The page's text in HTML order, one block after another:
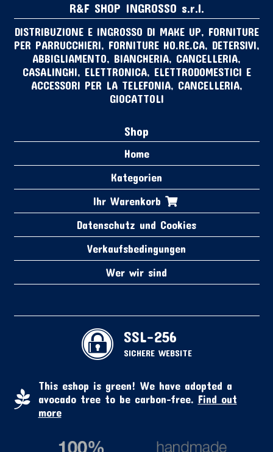
R&F SHOP INGROSSO s.r.l.
DISTRIBUZIONE E INGROSSO DI MAKE UP, FORNITURE
PER PARRUCCHIERI, FORNITURE HO.RE.CA, DETERSIVI,
ABBIGLIAMENTO, BIANCHERIA, CANCELLERIA,
CASALINGHI, ELETTRONICA, ELETTRODOMESTICI E
ACCESSORI PER LA TELEFONIA, CANCELLERIA,
GIOCATTOLI
Shop
Home
Kategorien
Ihr Warenkorb
Datenschutz und Cookies
Verkaufsbedingungen
Wer wir sind
SSL-256
SICHERE WEBSITE
This eshop is green! We have adopted a
avocado tree to be carbon-free. Find out
more